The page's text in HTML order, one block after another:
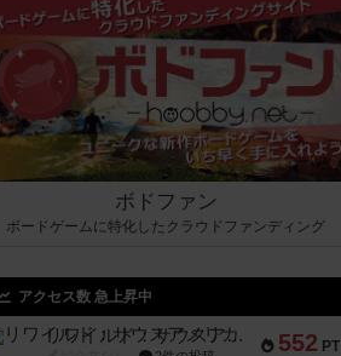
ボドファン
ボードゲームに特化したクラウドファンディング
アクセス数 急上昇中
552 PT
リワイルド：サウスアメリカ